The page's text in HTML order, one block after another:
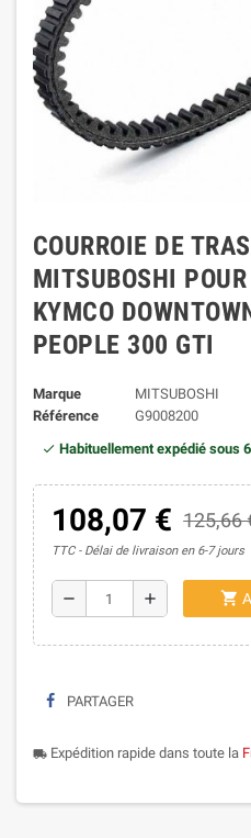
COURROIE DE
MITSUBOSHI
KYMCO
PEOPLE 300 GTI
Marque
MITSUBOSHI
Référence
G9008200
Habituellement expédié sous
108,07 € 125,66
TTC Délai de livraison en 6-7 jours
remove add shopping_cart
PARTAGER
local_shipping Expédition rapide dans toute la